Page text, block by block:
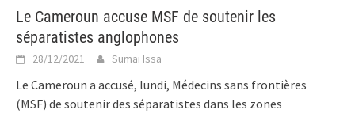
Le Cameroun accuse MSF de soutenir les
séparatistes anglophones
28/12/2021 Sumai Issa
Le Cameroun a accusé, lundi, Médecins sans frontières
(MSF) de soutenir des séparatistes dans les zones